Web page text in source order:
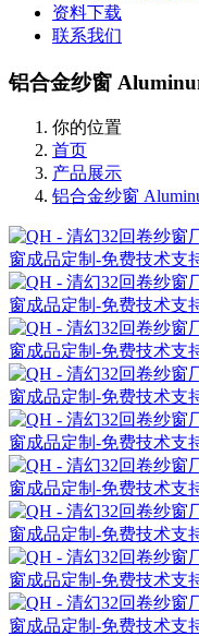
资料下载
联系我们
铝合金纱窗
你的位置
首页
产品展示
铝合金纱窗